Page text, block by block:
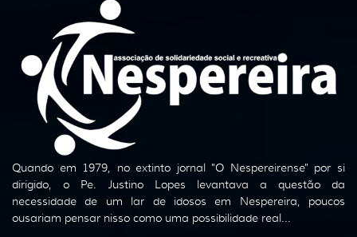
Quando em 1979, no extinto jornal "O Nespereirense" por si
dirigido, o Pe. Justino Lopes levantava a questão da
necessidade de um lar de idosos em Nespereira, poucos
ousariam pensar nisso como uma possibilidade real...